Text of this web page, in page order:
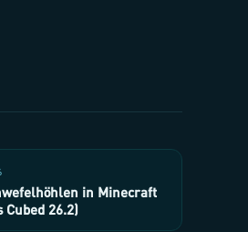
in Minecraft
Cubed 26.2)